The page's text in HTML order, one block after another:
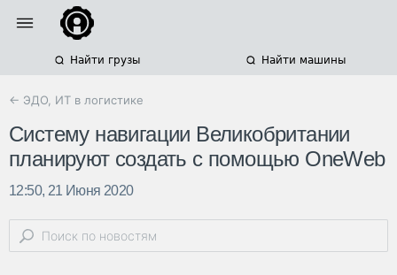
Найти грузы Найти машины
← ЭДО, ИТ в логистике
Систему навигации Великобритании
планируют создать с помощью OneWeb
12:50, 21 Июня 2020